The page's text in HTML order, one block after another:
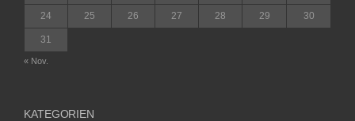
24 25 26 27 28 29 30
31
« Nov.
KATEGORIEN